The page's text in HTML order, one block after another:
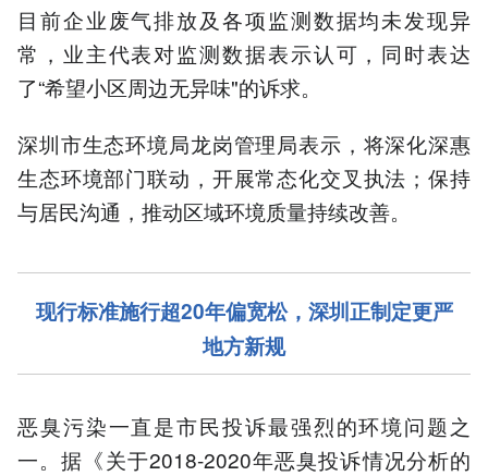
目前企业废气排放及各项监测数据均未发现异
常，业主代表对监测数据表示认可，同时表达
了“希望小区周边无异味"的诉求。
深圳市生态环境局龙岗管理局表示，将深化深惠
生态环境部门联动，开展常态化交叉执法；保持
与居民沟通，推动区域环境质量持续改善。
现行标准施行超20年偏宽松，深圳正制定更严
地方新规
恶臭污染一直是市民投诉最强烈的环境问题之
一。据《关于2018-2020年恶臭投诉情况分析的